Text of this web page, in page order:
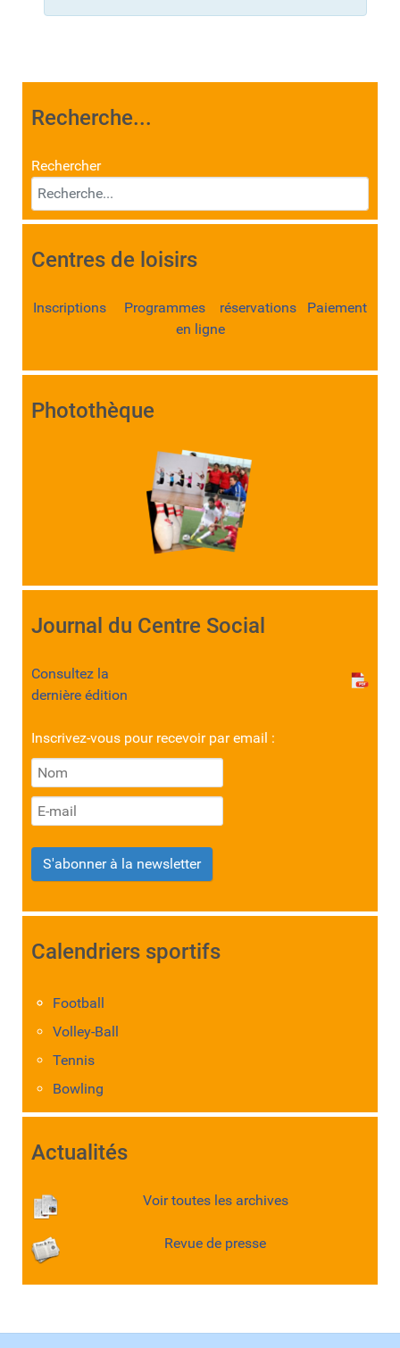
Recherche...
Rechercher
Centres de loisirs
Inscriptions Programmes réservations Paiement
en ligne
Photothèque
Journal du Centre Social
Consultez la
dernière édition
Inscrivez-vous pour recevoir par email :
S'abonner à la newsletter
Calendriers sportifs
Football
Volley-Ball
Tennis
Bowling
Actualités
Voir toutes les archives
Revue de presse